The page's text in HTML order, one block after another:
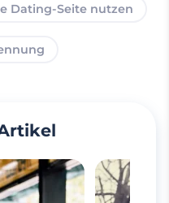
Dating-Seite nutzen